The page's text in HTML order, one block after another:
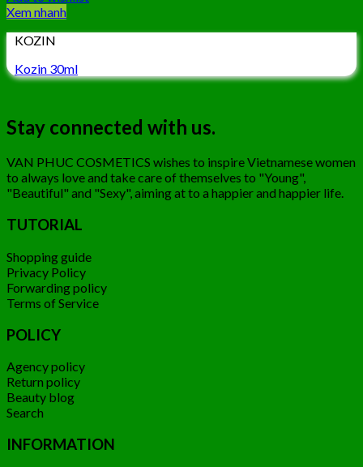
Xem nhanh
KOZIN
Kozin 30ml
Stay connected with us.
VAN PHUC COSMETICS wishes to inspire Vietnamese women
to always love and take care of themselves to "Young",
"Beautiful" and "Sexy", aiming at to a happier and happier life.
TUTORIAL
Shopping guide
Privacy Policy
Forwarding policy
Terms of Service
POLICY
Agency policy
Return policy
Beauty blog
Search
INFORMATION